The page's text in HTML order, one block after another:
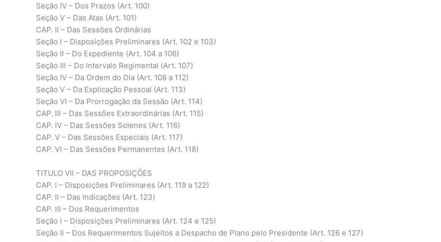
Seção IV – Dos Prazos (Art. 100)
Seção V – Das Atas (Art. 101)
CAP. II – Das Sessões Ordinárias
Seção I – Disposições Preliminares (Art. 102 e 103)
Seção II – Do Expediente (Art. 104 a 106)
Seção III – Do Intervalo Regimental (Art. 107)
Seção IV – Da Ordem do Dia (Art. 108 a 112)
Seção V – Da Explicação Pessoal (Art. 113)
Seção VI – Da Prorrogação da Sessão (Art. 114)
CAP. III – Das Sessões Extraordinárias (Art. 115)
CAP. IV – Das Sessões Solenes (Art. 116)
CAP. V – Das Sessões Especiais (Art. 117)
CAP. VI – Das Sessões Permanentes (Art. 118)
TITULO VII – DAS PROPOSIÇÕES
CAP. I – Disposições Preliminares (Art. 119 a 122)
CAP. II – Das Indicações (Art. 123)
CAP. III – Dos Requerimentos
Seção I – Disposições Preliminares (Art. 124 e 125)
Seção II – Dos Requerimentos Sujeitos a Despacho de Plano pelo Presidente (Art. 126 e 127)